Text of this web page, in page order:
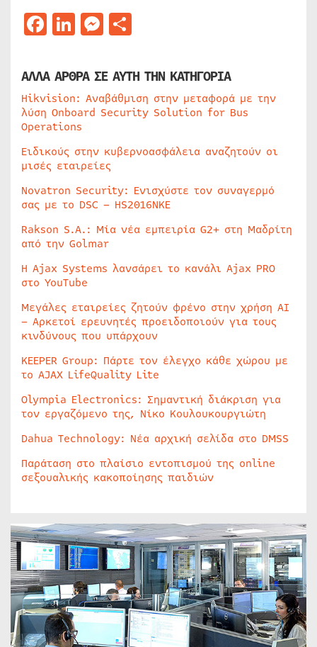
Facebook
LinkedIn
Messenger
ΑΛΛΑ ΑΡΘΡΑ ΣΕ ΑΥΤΗ ΤΗΝ ΚΑΤΗΓΟΡΙΑ
Hikvision: Αναβάθμιση στην μεταφορά με την
λύση Onboard Security Solution for Bus
Operations
Ειδικούς στην κυβερνοασφάλεια αναζητούν οι
μισές εταιρείες
Novatron Security: Ενισχύστε τον συναγερμό
σας με το DSC – HS2016NKE
Rakson S.A.: Μία νέα εμπειρία G2+ στη Μαδρίτη
από την Golmar
Η Ajax Systems λανσάρει το κανάλι Ajax PRO
στο YouTube
Μεγάλες εταιρείες ζητούν φρένο στην χρήση AI
– Αρκετοί ερευνητές προειδοποιούν για τους
κινδύνους που υπάρχουν
KEEPER Group: Πάρτε τον έλεγχο κάθε χώρου με
το AJAX LifeQuality Lite
Olympia Electronics: Σημαντική διάκριση για
τον εργαζόμενο της, Νίκο Κουλουκουργιώτη
Dahua Technology: Νέα αρχική σελίδα στο DMSS
Παράταση στο πλαίσιο εντοπισμού της online
σεξουαλικής κακοποίησης παιδιών